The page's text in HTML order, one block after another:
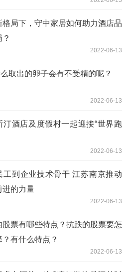
格局下，守中家居如何助力酒店品
2022-06-13
取出的卵子会有不受精的呢？
2022-06-13
汀酒店及度假村一起迎接“世界跑
2022-06-13
工到企业技术骨干 江苏南京推动
进的力量
2022-06-13
股票有哪些特点？抗跌的股票要怎
？有什么特点？
2022-06-13